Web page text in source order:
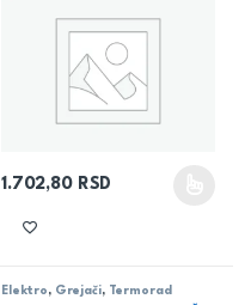
1.702,80 RSD
Ovaj proizvod ima više
Elektro , Grejači, Termorad